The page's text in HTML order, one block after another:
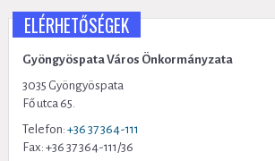
ELÉRHETŐSÉGEK
Gyöngyöspata Város Önkormányzata
3035 Gyöngyöspata
Fő utca 65.
Telefon: +36 37 364-111
Fax: +36 37 364-111/36